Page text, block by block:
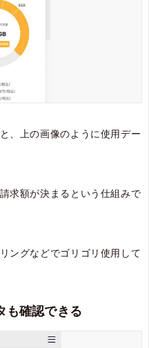
、上の画像のように使用デー
求額が決まるという仕組みで
ングなどでゴリゴリ使用して
も確認できる